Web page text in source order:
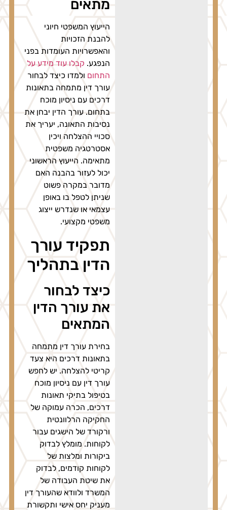
מתאים
הייעוץ המשפטי חיוני
להבנת הזכויות
והאפשרויות העומדות בפני
הנפגע.קבלו עוד מידע על
התחוםולמדו כיצד לבחור
עורך דין מתמחה בתאונות
דרכים עם ניסיון מוכח
בתחום. עורך הדין יבחן את
נסיבות התאונה, יעריך את
סכויי ההצלחה ויכין
אסטרטגיה משפטית
מתאימה. הייעוץ הראשוני
יכול לעזור בהבנה האם
מדובר במקרה פשוט
שניתן לטפל בו באופן
עצמאי או שנדרש ייצוג
משפטי מקצועי.
תפקיד עורך
הדין בתהליך
כיצד לבחור
את עורך הדין
המתאים
בחירת עורך דין מתמחה
בתאונות דרכים היא צעד
קריטי להצלחה. יש לחפש
עורך דין עם ניסיון מוכח
בטיפול בתיקי תאונות
דרכים, הכרה עמוקה של
החקיקה הרלוונטית
ורקורד של הישגים עבור
לקוחות. מומלץ לבדוק
ביקורות ומלצות של
לקוחות קודמים, לבדוק
את שיטת העבודה של
המשרד ולוודא שהעורך דין
מעניק יחס אישי ותקשורת